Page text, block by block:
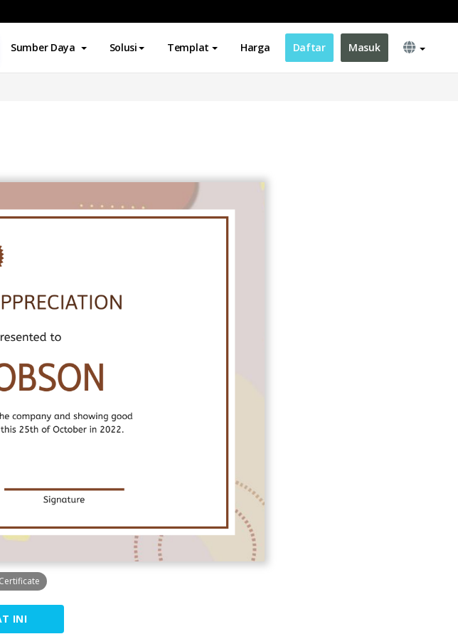
Sumber Daya Solusi Templat Harga Daftar Masuk
INI